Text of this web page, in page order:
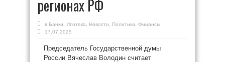
регионах РФ
в Банки Ипотека Новости Политика
Финансы
17.07.2025
Председатель Государственной думы
России Вячеслав Володин считает